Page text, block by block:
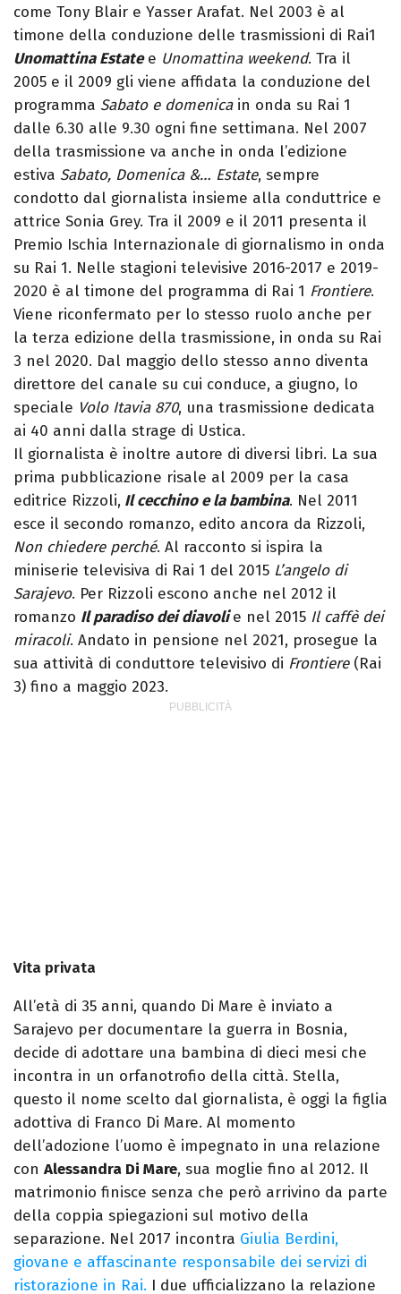
come Tony Blair e Yasser Arafat. Nel 2003 è al
timone della conduzione delle trasmissioni di Rai1
Unomattina Estatee Unomattina weekend. Tra il
2005 e il 2009 gli viene affidata la conduzione del
programma Sabato e domenicain onda su Rai 1
dalle 6.30 alle 9.30 ogni fine settimana. Nel 2007
della trasmissione va anche in onda l’edizione
estiva Sabato, Domenica &… Estate, sempre
condotto dal giornalista insieme alla conduttrice e
attrice Sonia Grey. Tra il 2009 e il 2011 presenta il
Premio Ischia Internazionale di giornalismo in onda
su Rai 1. Nelle stagioni televisive 2016-2017 e 2019-
2020 è al timone del programma di Rai 1 Frontiere.
Viene riconfermato per lo stesso ruolo anche per
la terza edizione della trasmissione, in onda su Rai
3 nel 2020. Dal maggio dello stesso anno diventa
direttore del canale su cui conduce, a giugno, lo
speciale Volo Itavia 870, una trasmissione dedicata
ai 40 anni dalla strage di Ustica.
Il giornalista è inoltre autore di diversi libri. La sua
prima pubblicazione risale al 2009 per la casa
editrice Rizzoli, Il cecchino e la bambina. Nel 2011
esce il secondo romanzo, edito ancora da Rizzoli,
Non chiedere perché. Al racconto si ispira la
miniserie televisiva di Rai 1 del 2015 L’angelo di
Sarajevo. Per Rizzoli escono anche nel 2012 il
romanzo Il paradiso dei diavoli e nel 2015 Il caffè dei
miracoli. Andato in pensione nel 2021, prosegue la
sua attività di conduttore televisivo di Frontiere(Rai
3) fino a maggio 2023.
Vita privata
All’età di 35 anni, quando Di Mare è inviato a
Sarajevo per documentare la guerra in Bosnia,
decide di adottare una bambina di dieci mesi che
incontra in un orfanotrofio della città. Stella,
questo il nome scelto dal giornalista, è oggi la figlia
adottiva di Franco Di Mare. Al momento
dell’adozione l’uomo è impegnato in una relazione
con Alessandra Di Mare, sua moglie fino al 2012. Il
matrimonio finisce senza che però arrivino da parte
della coppia spiegazioni sul motivo della
separazione. Nel 2017 incontra Giulia Berdini,
giovane e affascinante responsabile dei servizi di
ristorazione in Rai. I due ufficializzano la relazione